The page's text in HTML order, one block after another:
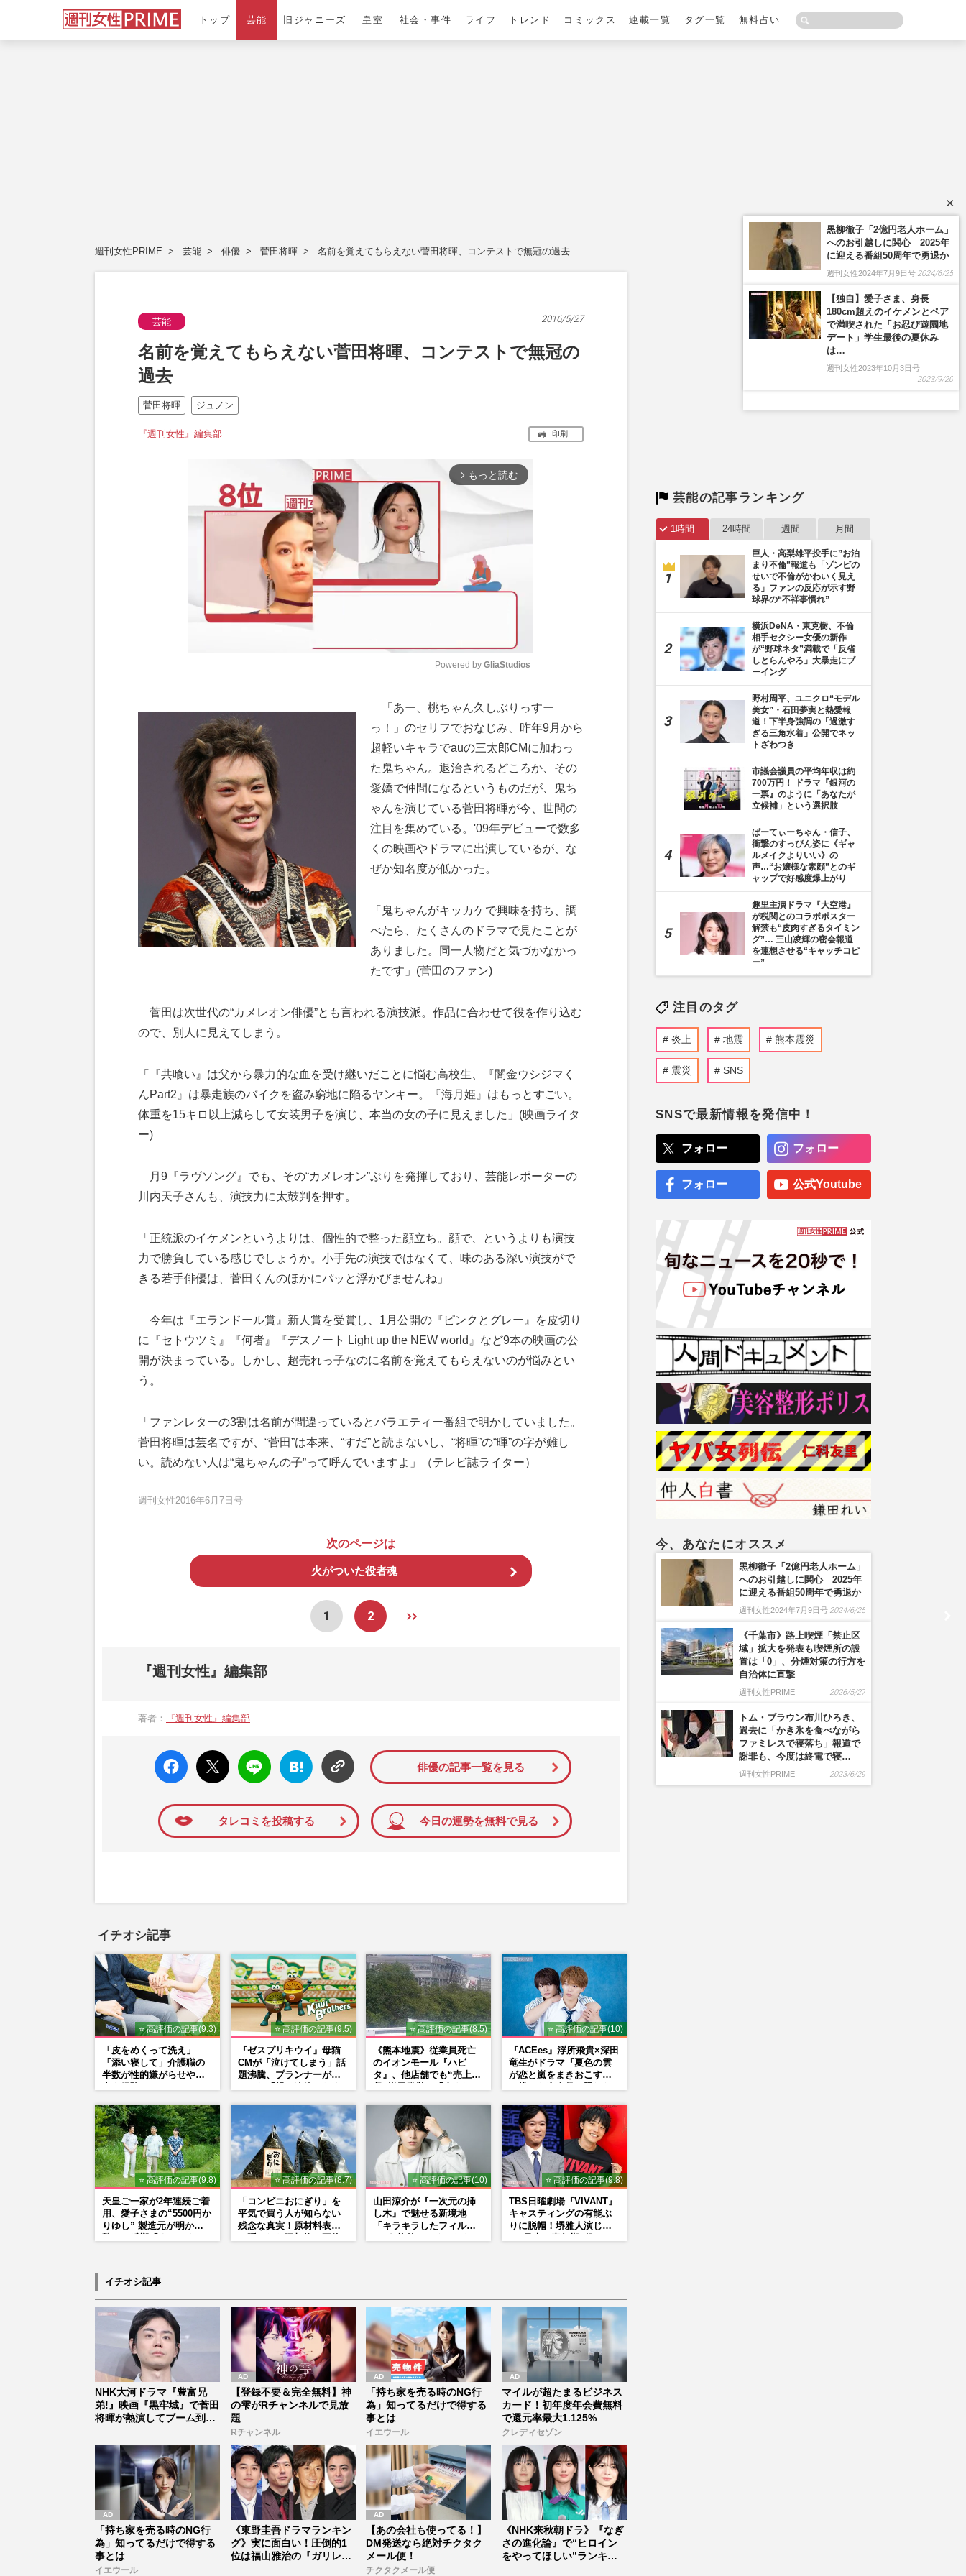
トップ 芸能 旧ジャニーズ 皇室 社会・事件 ライフ トレンド コミックス 連載一覧 タグ一覧 無料占い
週刊女性PRIME 芸能 俳優 菅田将暉 名前を覚えてもらえない菅田将暉、コンテストで無冠の過去
芸能 2016/5/27
名前を覚えてもらえない菅田将暉、コンテストで無冠の
過去
菅田将暉 ジュノン
『週刊女性』編集部 印刷
arrow_forward_ios もっと読む
M
u
t
e
Powered by GliaStudios
「あー、桃ちゃん久しぶりっすー
っ！」のセリフでおなじみ、昨年9月から
超軽いキャラでauの三太郎CMに加わっ
た鬼ちゃん。退治されるどころか、その
愛嬌で仲間になるというものだが、鬼ち
ゃんを演じている菅田将暉が今、世間の
注目を集めている。'09年デビューで数多
くの映画やドラマに出演しているが、な
ぜか知名度が低かった。
「鬼ちゃんがキッカケで興味を持ち、調
べたら、たくさんのドラマで見たことが
ありました。同一人物だと気づかなかっ
たです」(菅田のファン)
菅田は次世代の“カメレオン俳優”とも言われる演技派。作品に合わせて役を作り込む
ので、別人に見えてしまう。
「『共喰い』は父から暴力的な血を受け継いだことに悩む高校生、『闇金ウシジマく
んPart2』は暴走族のバイクを盗み窮地に陥るヤンキー。『海月姫』はもっとすごい。
体重を15キロ以上減らして女装男子を演じ、本当の女の子に見えました」(映画ライタ
ー)
月9『ラヴソング』でも、その“カメレオン”ぶりを発揮しており、芸能レポーターの
川内天子さんも、演技力に太鼓判を押す。
「正統派のイケメンというよりは、個性的で整った顔立ち。顔で、というよりも演技
力で勝負している感じでしょうか。小手先の演技ではなくて、味のある深い演技がで
きる若手俳優は、菅田くんのほかにパッと浮かびませんね」
今年は『エランドール賞』新人賞を受賞し、1月公開の『ピンクとグレー』を皮切り
に『セトウツミ』『何者』『デスノート Light up the NEW world』など9本の映画の公
開が決まっている。しかし、超売れっ子なのに名前を覚えてもらえないのが悩みとい
う。
「ファンレターの3割は名前が間違っているとバラエティー番組で明かしていました。
菅田将暉は芸名ですが、“菅田”は本来、“すだ”と読まないし、“将暉”の“暉”の字が難し
い。読めない人は“鬼ちゃんの子”って呼んでいますよ」（テレビ誌ライター）
週刊女性2016年6月7日号
次のページは
火がついた役者魂
1 2
『週刊女性』編集部
著者： 『週刊女性』編集部
faceboo
k いい
ね
X ポス
ト
LINE
はてな
ブック
マーク
俳優の記事一覧を見る
タレコミを投稿する 今日の運勢を無料で見る
イチオシ記事
⭐ 高評価の記事(9.3)
「皮をめくって洗え」
「添い寝して」介護職の
半数が性的嫌がらせや暴
⭐ 高評価の記事(9.5)
『ゼスプリキウイ』母猫
CMが「泣けてしまう」話
題沸騰、プランナーが明
⭐ 高評価の記事(8.5)
《熊本地震》従業員死亡
のイオンモール『ハビ
タ』、他店舗でも“売上回
⭐ 高評価の記事(10)
『ACEes』浮所飛貴×深田
竜生がドラマ『夏色の雲
が恋と嵐をまきおこす』
秘話
⭐ 高評価の記事(9.8)
天皇ご一家が2年連続ご着
用、愛子さまの“5500円か
りゆし” 製造元が明かす
⭐ 高評価の記事(8.7)
「コンビニおにぎり」を
平気で買う人が知らない
残念な真実！原材料表示
⭐ 高評価の記事(10)
山田涼介が『一次元の挿
し木』で魅せる新境地
「キラキラしたフィルタ
⭐ 高評価の記事(9.8)
TBS日曜劇場『VIVANT』
キャスティングの有能ぶ
りに脱帽！堺雅人演じ
イチオシ記事
NHK大河ドラマ『豊富兄
弟!』映画『黒牢城』で菅田
将暉が熱演してブーム到
【登録不要＆完全無料】神
の雫がRチャンネルで見放
題
Rチャンネル
「持ち家を売る時のNG行
為」知ってるだけで得する
事とは
イエウール
マイルが超たまるビジネス
カード！初年度年会費無料
で還元率最大1.125%
クレディセゾン
「持ち家を売る時のNG行
為」知ってるだけで得する
事とは
イエウール
《東野圭吾ドラマランキン
グ》実に面白い！圧倒的1
位は福山雅治の『ガリレ
【あの会社も使ってる！】
DM発送なら絶対チクタク
メール便！
チクタクメール便
《NHK来秋朝ドラ》『なぎ
さの進化論』で“ヒロイン
をやってほしい”ランキン
芸能の記事ランキング
1時間 24時間 週間 月間
巨人・高梨雄平投手に”お泊
まり不倫”報道も「ゾンビの
せいで不倫がかわいく見え
る」ファンの反応が示す野
球界の“不祥事慣れ”
横浜DeNA・東克樹、不倫
相手セクシー女優の新作
が“野球ネタ”満載で「反省
しとらんやろ」大暴走にブ
ーイング
野村周平、ユニクロ“モデル
美女”・石田夢実と熱愛報
道！下半身強調の「過激す
ぎる三角水着」公開でネッ
トざわつき
市議会議員の平均年収は約
700万円！ ドラマ『銀河の
一票』のように「あなたが
立候補」という選択肢
ぱーてぃーちゃん・信子、
衝撃のすっぴん姿に《ギャ
ルメイクよりいい》の
声…“お嬢様な素顔”とのギ
ャップで好感度爆上がり
趣里主演ドラマ『大空港』
が税関とのコラボポスター
解禁も“皮肉すぎるタイミン
グ”… 三山凌輝の密会報道
を連想させる“キャッチコピ
ー”
注目のタグ
炎上 地震 熊本震災
震災 SNS
SNSで最新情報を発信中！
フォロー フォロー
フォロー 公式Youtube
今、あなたにオススメ
黒柳徹子「2億円老人ホーム」
へのお引越しに関心 2025年
に迎える番組50周年で勇退か
週刊女性2024年7月9日号 2024/6/25
《千葉市》路上喫煙「禁止区
域」拡大を発表も喫煙所の設
置は「0」、分煙対策の行方を
自治体に直撃
週刊女性PRIME 2026/5/27
トム・ブラウン布川ひろき、
過去に「かき氷を食べながら
ファミレスで寝落ち」報道で
謝罪も、今度は終電で寝…
週刊女性PRIME 2023/6/29
×
黒柳徹子「2億円老人ホーム」
へのお引越しに関心 2025年
に迎える番組50周年で勇退か
週刊女性2024年7月9日号 2024/6/25
【独自】愛子さま、身長
180cm超えのイケメンとペア
で満喫された「お忍び遊園地
デート」学生最後の夏休み
は…
週刊女性2023年10月3日号
2023/9/20